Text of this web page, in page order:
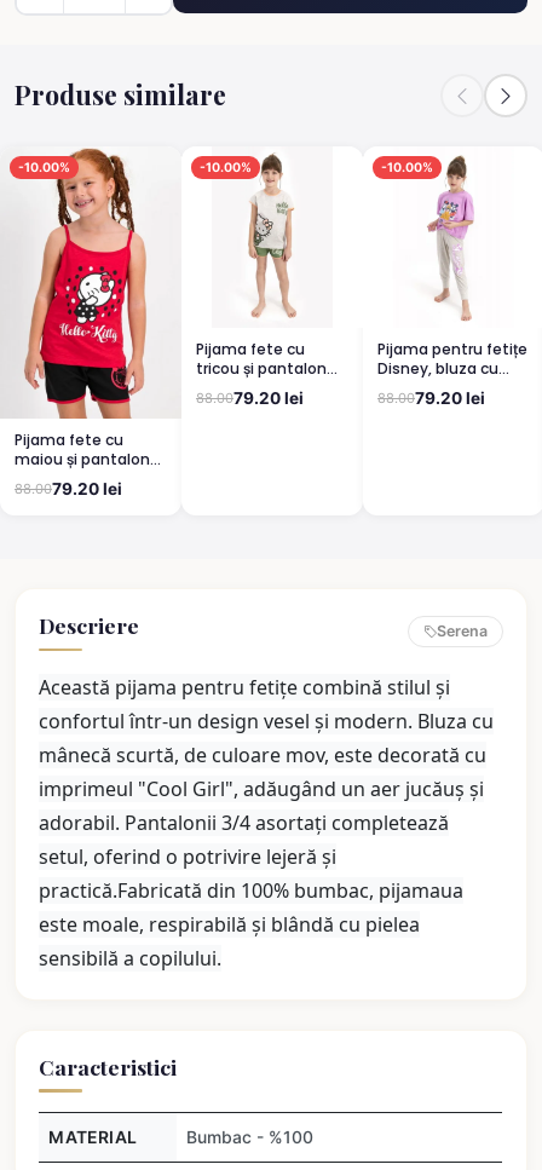
Produse similare
-10.00%
Pijama fete cu
maiou și pantalon
scurt, imprimeu
Hello Kitty, Rosu
88.0079.20 lei
-10.00%
Pijama fete cu
tricou și pantalon
scurt, imprimeu
Hello Kitty, Verde
88.0079.20 lei
-10.00%
Pijama pentru fetițe
Disney, bluza cu
maneca scurtă și
pantaloni lungi,
88.0079.20 lei
Descriere Serena
Această pijama pentru fetițe combină stilul și
confortul într-un design vesel și modern. Bluza cu
mânecă scurtă, de culoare mov, este decorată cu
imprimeul "Cool Girl", adăugând un aer jucăuș și
adorabil. Pantalonii 3/4 asortați completează
setul, oferind o potrivire lejeră și
practică.Fabricată din 100% bumbac, pijamaua
este moale, respirabilă și blândă cu pielea
sensibilă a copilului.
Caracteristici
MATERIAL Bumbac - %100